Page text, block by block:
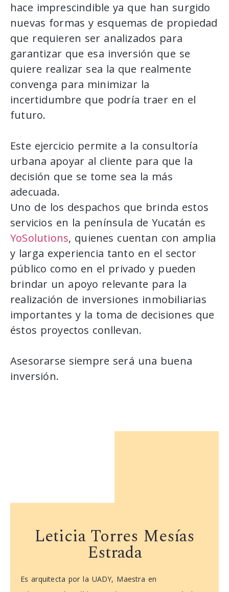
hace imprescindible ya que han surgido
nuevas formas y esquemas de propiedad
que requieren ser analizados para
garantizar que esa inversión que se
quiere realizar sea la que realmente
convenga para minimizar la
incertidumbre que podría traer en el
futuro.
Este ejercicio permite a la consultoría
urbana apoyar al cliente para que la
decisión que se tome sea la más
adecuada.
Uno de los despachos que brinda estos
servicios en la península de Yucatán es
YoSolutions, quienes cuentan con amplia
y larga experiencia tanto en el sector
público como en el privado y pueden
brindar un apoyo relevante para la
realización de inversiones inmobiliarias
importantes y la toma de decisiones que
éstos proyectos conllevan.
Asesorarse siempre será una buena
inversión.
Leticia Torres Mesías
Estrada
Es arquitecta por la UADY, Maestra en